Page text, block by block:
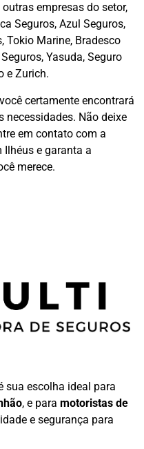
empresas do setor,
Seguros, Azul Seguros,
Tokio Marine, Bradesco
Yasuda, Seguro
e Zurich.
certamente encontrará
necessidades. Não deixe
em contato com a
Ilhéus e garanta a
merece.
sua escolha ideal para
, e para motoristas de
e segurança para